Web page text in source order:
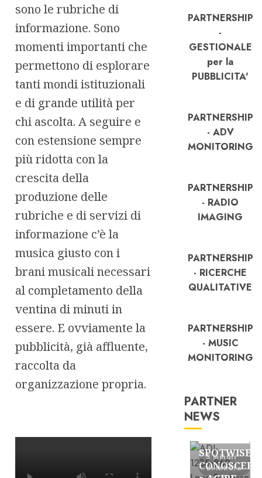
sono le rubriche di
informazione. Sono
momenti importanti che
permettono di esplorare
tanti mondi istituzionali
e di grande utilità per
chi ascolta. A seguire e
con estensione sempre
più ridotta con la
crescita della
produzione delle
rubriche e di servizi di
informazione c’è la
musica giusto con i
brani musicali necessari
al completamento della
ventina di minuti in
essere. E ovviamente la
pubblicità, già affluente,
raccolta da
organizzazione propria.
PARTNERSHIP
-
GESTIONALE
per la
PUBBLICITA'
PARTNERSHIP
- ADV
MONITORING
PARTNERSHIP
- RADIO
IMAGING
PARTNERSHIP
- RICERCHE
QUALITATIVE
PARTNERSHIP
- MUSIC
MONITORING
PARTNER
NEWS
3 minuti
di lettura
FREE
SPOTWISE:
CONOSCERE